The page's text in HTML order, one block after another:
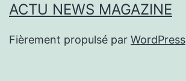
ACTU NEWS MAGAZINE
Fièrement propulsé par WordPress